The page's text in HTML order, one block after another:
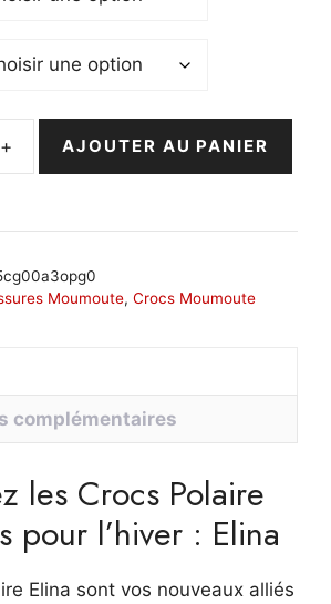
quantité
douillettes
pour
+ AJOUTER AU PANIER
Moumoute, Crocs Moumoute
complémentaires
les Crocs Polaire
pour l’hiver : Elina
Elina sont vos nouveaux alliés